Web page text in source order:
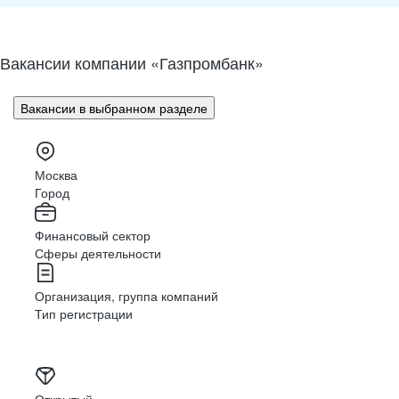
О нас Розничный бизнес
Вакансии компании «Газпромбанк»
Вакансии в выбранном разделе
Москва
Город
Финансовый сектор
Сферы деятельности
Организация, группа компаний
Тип регистрации